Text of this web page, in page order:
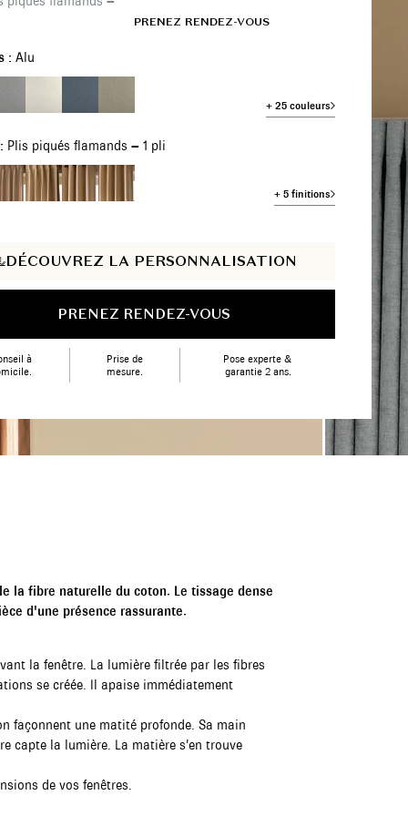
PRENEZ RENDEZ-VOUS
: Alu
+ 25 couleurs
Plis piqués flamands – 1 pli
+ 5 finitions
DÉCOUVREZ LA PERSONNALISATION
PRENEZ RENDEZ-VOUS
à
Prise de
mesure.
Pose experte &
garantie 2 ans.
la fibre naturelle du coton. Le tissage dense
d'une présence rassurante.
la fenêtre. La lumière filtrée par les fibres
se créée. Il apaise immédiatement
façonnent une matité profonde. Sa main
capte la lumière. La matière s’en trouve
de vos fenêtres.